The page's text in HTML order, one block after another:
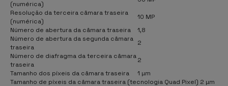
(numérica)
Resolução da terceira câmara traseira
(numérica)
10 MP
Número de abertura da câmara traseira
1,8
Número de abertura da segunda câmara
traseira
2
Número de diafragma da terceira câmara
traseira
2
Tamanho dos píxeis da câmara traseira
1 µm
Tamanho de píxeis da câmara traseira (tecnologia Quad Pixel) 2 µm